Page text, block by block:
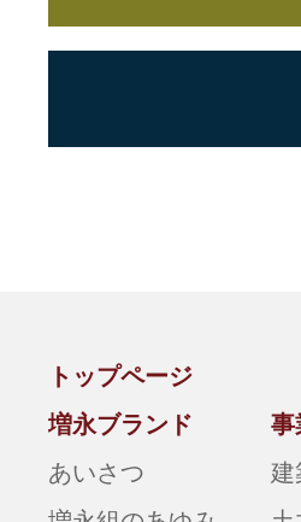
トップページ
増永ブランド
あいさつ
事
建